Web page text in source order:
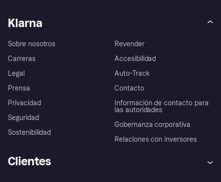
Klarna
Sobre nosotros
Carreras
Legal
Prensa
Privacidad
Seguridad
Sostenibilidad
Revender
Accesibilidad
Auto-Track
Contacto
Información de contacto para
las autoridades
Gobernanza corporativa
Relaciones con inversores
Clientes